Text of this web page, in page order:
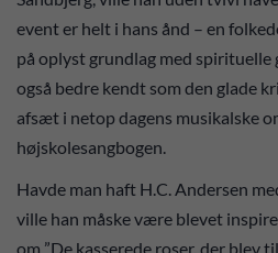
event er helt i hans ånd – en
på oplyst grundlag med spirituelle
også bedre kendt som den glade
afsæt i netop dagens musikalske
højskolesangbogen.
Havde man haft H.C. Andersen
ville han måske være blevet
om ”De kasserede roser, der blev